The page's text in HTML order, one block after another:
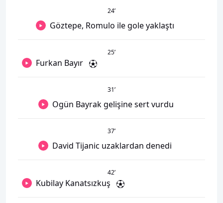
24’
Göztepe, Romulo ile gole yaklaştı
25’
Furkan Bayır
31’
Ogün Bayrak gelişine sert vurdu
37’
David Tijanic uzaklardan denedi
42’
Kubilay Kanatsızkuş